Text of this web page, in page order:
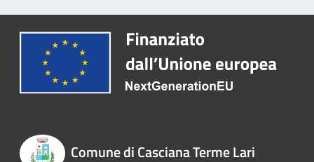
Comune di Casciana Terme Lari